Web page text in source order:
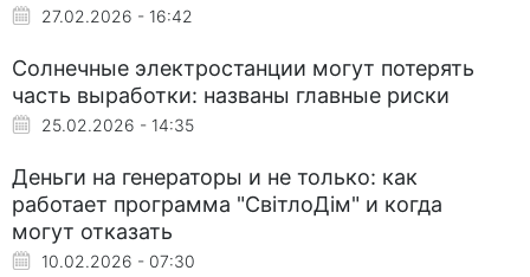
27.02.2026 - 16:42
Солнечные электростанции могут потерять
часть выработки: названы главные риски
25.02.2026 - 14:35
Деньги на генераторы и не только: как
работает программа "СвітлоДім" и когда
могут отказать
10.02.2026 - 07:30